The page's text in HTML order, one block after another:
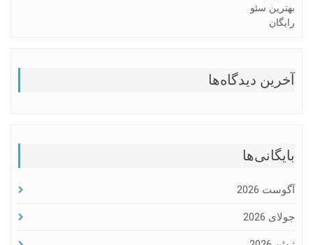
بهترین سئو
رایگان
آخرین دیدگاه‌ها
بایگانی‌ها
آگوست 2026
جولای 2026